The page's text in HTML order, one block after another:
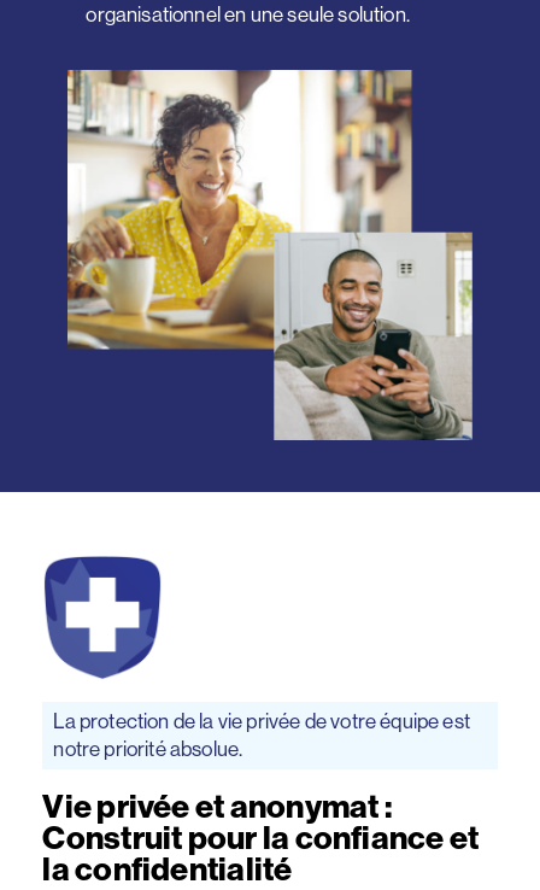
organisationnelen une seule solution.
La protection de la vie privée de votre équipe est
notre priorité absolue.
Vie privée et anonymat :
Construit pour la confiance et
la confidentialité